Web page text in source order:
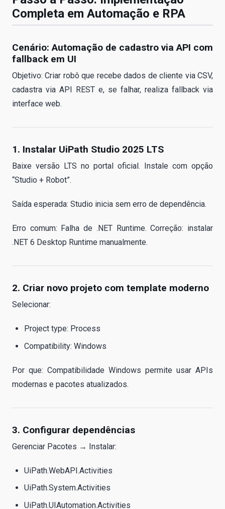
Completa em Automação e RPA
Cenário: Automação de cadastro via API com
fallback em UI
Objetivo: Criar robô que recebe dados de cliente via CSV,
cadastra via API REST e, se falhar, realiza fallback via
interface web.
1. Instalar UiPath Studio 2025 LTS
Baixe versão LTS no portal oficial. Instale com opção
“Studio + Robot”.
Saída esperada: Studio inicia sem erro de dependência.
Erro comum: Falha de .NET Runtime. Correção: instalar
.NET 6 Desktop Runtime manualmente.
2. Criar novo projeto com template moderno
Selecionar:
Project type: Process
Compatibility: Windows
Por que: Compatibilidade Windows permite usar APIs
modernas e pacotes atualizados.
3. Configurar dependências
Gerenciar Pacotes → Instalar:
UiPath.WebAPI.Activities
UiPath.System.Activities
UiPath.UIAutomation.Activities